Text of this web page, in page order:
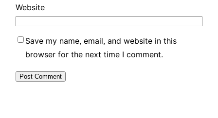
Website
Save my name, email, and website in this
browser for the next time I comment.